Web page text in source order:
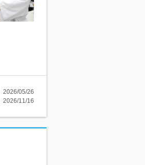
2026/05/26
2026/11/16